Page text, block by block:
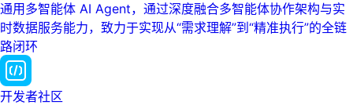
通用多智能体 AI Agent，通过深度融合多智能体协作架构与实
时数据服务能力，致力于实现从“需求理解”到“精准执行”的全链
路闭环
开发者社区